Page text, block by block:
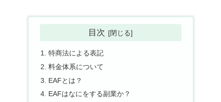
目次
特商法による表記
料金体系について
EAFとは？
EAFはなにをする副業か？